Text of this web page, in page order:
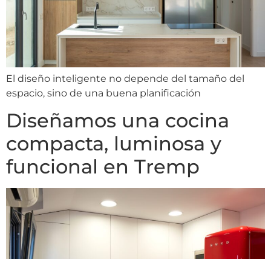
El diseño inteligente no depende del tamaño del
espacio, sino de una buena planificación
Diseñamos una cocina
compacta, luminosa y
funcional en Tremp